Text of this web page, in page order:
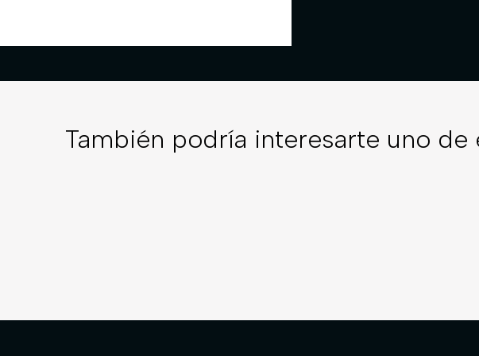
También podría interesarte uno de